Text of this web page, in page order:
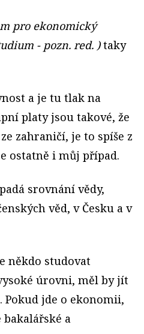
pro ekonomický
- pozn. red. )taky
a je tu tlak na
platy jsou takové, že
zahraničí, je to spíše z
ostatně i můj případ.
srovnání vědy,
věd, v Česku a v
někdo studovat
úrovni, měl by jít
Pokud jde o ekonomii,
a